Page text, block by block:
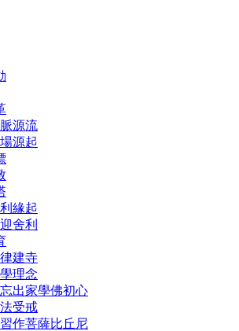
源流
源起
緣起
舍利
建寺
理念
出家學佛初心
受戒
作菩薩比丘尼